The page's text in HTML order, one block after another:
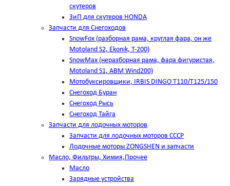
скутеров
ЗиП для скутеров HONDA
Запчасти для Снегоходов
SnowFox (разборная рама, круглая фара, он же
Motoland S2, Ekonik, T-200)
SnowMax (неразборная рама, фара фигуристая,
Motoland S1, ABM Wind200)
Мотобуксировщики, IRBIS DINGO Т110/Т125/150
Снегоход Буран
Снегоход Рысь
Снегоход Тайга
Запчасти для лодочных моторов
Запчасти для лодочных моторов СССР
Лодочные моторы ZONGSHEN и запчасти
Масло, Фильтры, Химия,Прочее
Масло
Зарядные устройства